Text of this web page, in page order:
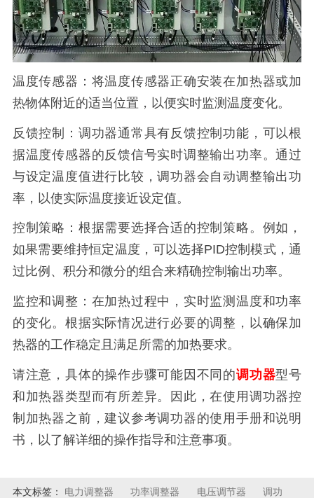
温度传感器：将温度传感器正确安装在加热器或加
热物体附近的适当位置，以便实时监测温度变化。
反馈控制：调功器通常具有反馈控制功能，可以根
据温度传感器的反馈信号实时调整输出功率。通过
与设定温度值进行比较，调功器会自动调整输出功
率，以使实际温度接近设定值。
控制策略：根据需要选择合适的控制策略。例如，
如果需要维持恒定温度，可以选择PID控制模式，通
过比例、积分和微分的组合来精确控制输出功率。
监控和调整：在加热过程中，实时监测温度和功率
的变化。根据实际情况进行必要的调整，以确保加
热器的工作稳定且满足所需的加热要求。
请注意，具体的操作步骤可能因不同的调功器型号
和加热器类型而有所差异。因此，在使用调功器控
制加热器之前，建议参考调功器的使用手册和说明
书，以了解详细的操作指导和注意事项。
本文标签： 电力调整器 功率调整器 电压调节器 调功